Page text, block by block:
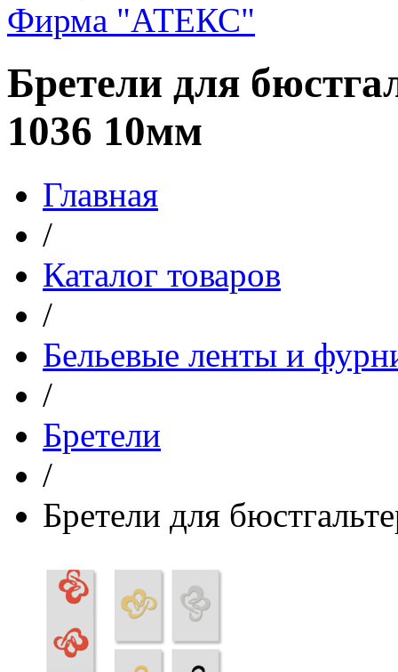
Фирма "АТЕКС"
Бретели для
1036 10мм
Главная
/
Каталог товаров
/
Бельевые ленты и
/
Бретели
/
Бретели для